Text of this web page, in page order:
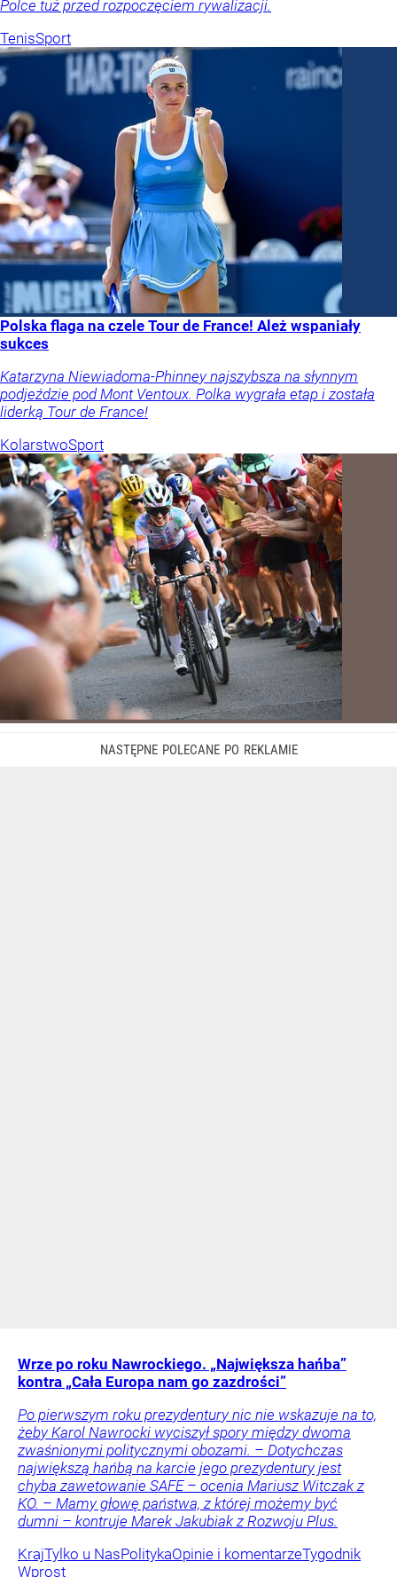
Polce tuż przed rozpoczęciem rywalizacji.
TenisSport
Polska flaga na czele Tour de France! Ależ wspaniały
sukces
Katarzyna Niewiadoma-Phinney najszybsza na słynnym
podjeździe pod Mont Ventoux. Polka wygrała etap i została
liderką Tour de France!
KolarstwoSport
Wrze po roku Nawrockiego. „Największa hańba”
kontra „Cała Europa nam go zazdrości”
Po pierwszym roku prezydentury nic nie wskazuje na to,
żeby Karol Nawrocki wyciszył spory między dwoma
zwaśnionymi politycznymi obozami. – Dotychczas
największą hańbą na karcie jego prezydentury jest
chyba zawetowanie SAFE – ocenia Mariusz Witczak z
KO. – Mamy głowę państwa, z której możemy być
dumni – kontruje Marek Jakubiak z Rozwoju Plus.
KrajTylko u NasPolitykaOpinie i komentarzeTygodnik
Wprost